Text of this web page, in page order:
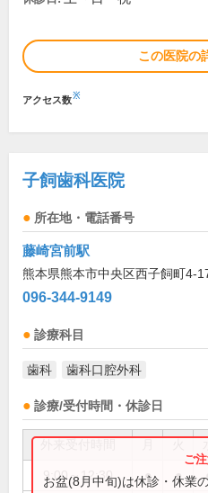
この医院の
アクセス数※
子飼歯科医院
所在地・電話番号
藤崎宮前駅
熊本県熊本市中央区西子飼町4-
096-344-9149
診療科目
歯科 歯科口腔外科
診療/受付時間・休診日
9:00～12:30 ● ●
お盆(8月中旬)は休診・休業